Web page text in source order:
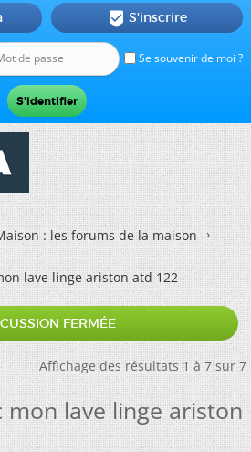
Se souvenir de moi ?
 S'inscrire
: les forums de la maison
lave linge ariston atd 122
FERMÉE
Affichage des résultats 1 à 7 sur 7
mon lave linge ariston